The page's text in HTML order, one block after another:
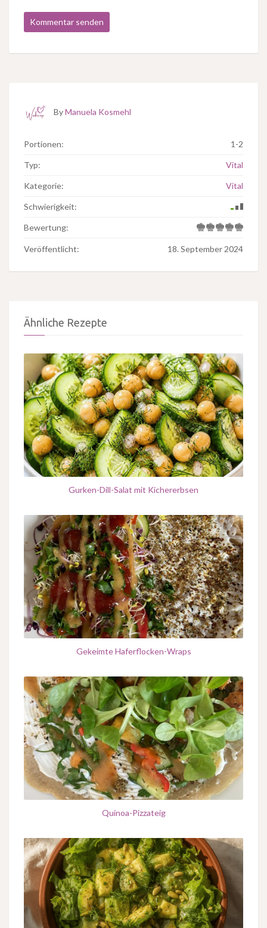
ByManuela Kosmehl
Portionen: 1-2
Typ: Vital
Kategorie: Vital
Schwierigkeit:
Bewertung:
Veröffentlicht: 18. September 2024
Ähnliche Rezepte
Gurken-Dill-Salat mit Kichererbsen
Gekeimte Haferflocken-Wraps
Quinoa-Pizzateig